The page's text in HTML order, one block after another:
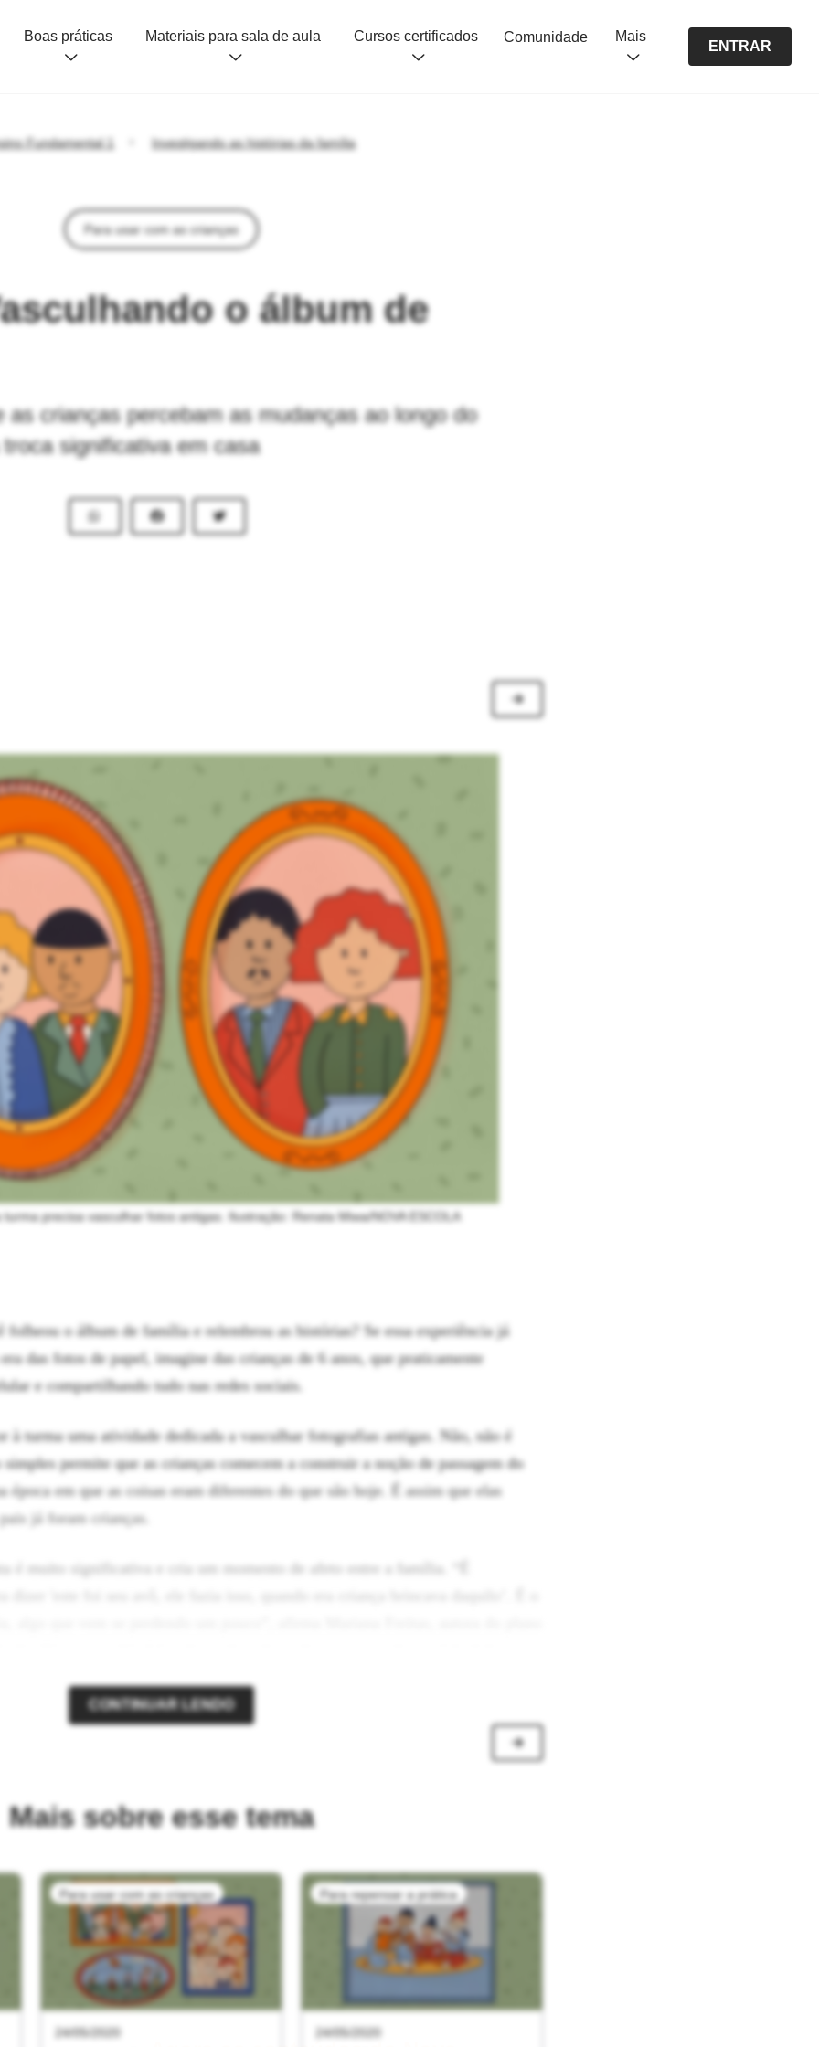
Boas práticas Materiais para sala de aula Cursos certificados Comunidade Mais
ENTRAR
Fundamental 1 Investigando as histórias da família
Para usar com as crianças
o álbum de
as crianças percebam as mudanças ao longo do
significativa em casa
precisa vasculhar fotos antigas. Ilustração: Renata Miwa/NOVA ESCOLA
o álbum de família e relembrou as histórias? Se essa experiência já
das fotos de papel, imagine das crianças de 6 anos, que praticamente
e compartilhando tudo nas redes sociais.
à turma uma atividade dedicada a vasculhar fotografias antigas. Não, não é
permite que as crianças comecem a construir a noção de passagem do
época em que as coisas eram diferentes do que são hoje. É assim que elas
já foram crianças.
é muito significativa e cria um momento de afeto entre a família. “É
confira uma sugestão de como fazer essa atividade a distância e as
e famílias. É sempre importante ressaltar que o passo a passo é um ponto
crianças; folhas para desenho; lápis (grafite e de cor), giz de cera, canetas
desenho disponíveis.
as histórias da família e da escola e identificar o papel desempenhado por
CONTINUAR LENDO
Mais sobre esse tema
Para usar com as crianças
24/05/2020
Para repensar a prática
24/05/2020
Agora os conteúdos do Nova
Escola Box são gratuitos!